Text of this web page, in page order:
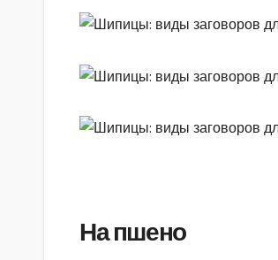
На пшено